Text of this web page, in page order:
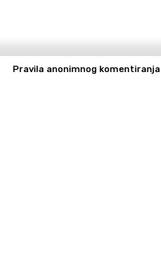
Pravila anonimnog komentiranja